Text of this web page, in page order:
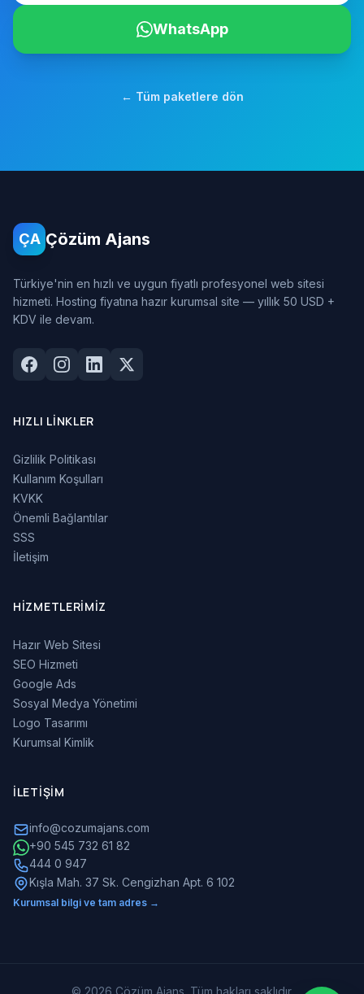
WhatsApp
← Tüm paketlere dön
ÇA Çözüm Ajans
Türkiye'nin en hızlı ve uygun fiyatlı profesyonel web sitesi
hizmeti. Hosting fiyatına hazır kurumsal site — yıllık 50 USD +
KDV ile devam.
HIZLI LINKLER
Gizlilik Politikası
Kullanım Koşulları
KVKK
Önemli Bağlantılar
SSS
İletişim
HIZMETLERIMIZ
Hazır Web Sitesi
SEO Hizmeti
Google Ads
Sosyal Medya Yönetimi
Logo Tasarımı
Kurumsal Kimlik
İLETIŞIM
info@cozumajans.com
+90 545 732 61 82
444 0 947
Kışla Mah. 37 Sk. Cengizhan Apt. 6 102
Kurumsal bilgi ve tam adres →